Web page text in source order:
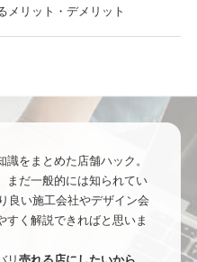
メリット・デメリット
をまとめた店舗ハック。
まだ一般的には知られてい
良い施工会社やデザイン会
すく解説できればと思いま